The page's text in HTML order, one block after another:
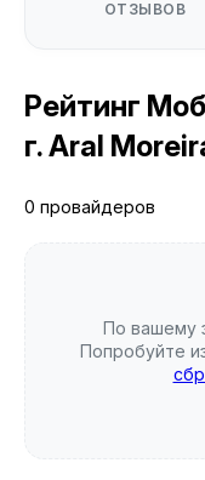
ОТЗЫВОВ
Рейтинг
г. Aral
0 провайдеров
По вашему
Попробуйте